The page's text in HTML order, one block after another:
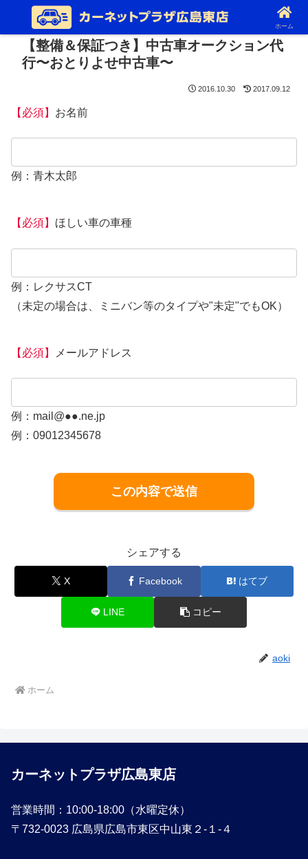
【整備＆保証つき】中古車オークション代
行〜おとりよせ中古車〜
2016.10.30 2017.09.12
【必須】 お名前
例：青木太郎
【必須】 ほしい車の車種
例：レクサスCT
（未定の場合は、ミニバン等のタイプや"未定"でもOK）
【必須】 メールアドレス
例：mail@●●.ne.jp
例：09012345678
シェアする
X Facebook はてブ
LINE コピー
aoki
ホーム
カーネットプラザ広島東店
営業時間：10:00-18:00（水曜定休）
〒732-0023 広島県広島市東区中山東２-１-４
ホーム